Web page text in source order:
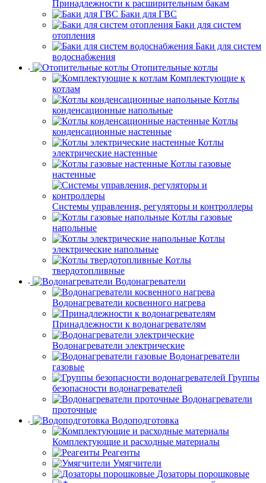
Принадлежности к расширительным бакам
Баки для ГВС
Баки для систем
отопления
Баки для систем
водоснабжения
Отопительные котлы
Комплектующие к
котлам
Котлы
конденсационные напольные
Котлы
конденсационные настенные
Котлы
электрические настенные
Котлы газовые
настенные
Системы управления, регуляторы и контроллеры
Котлы газовые
напольные
Котлы
электрические напольные
Котлы
твердотопливные
Водонагреватели
Водонагреватели косвенного нагрева
Принадлежности к водонагревателям
Водонагреватели электрические
Водонагреватели
газовые
Группы
безопасности водонагревателей
Водонагреватели
проточные
Водоподготовка
Комплектующие и расходные материалы
Реагенты
Умягчители
Дозаторы порошковые